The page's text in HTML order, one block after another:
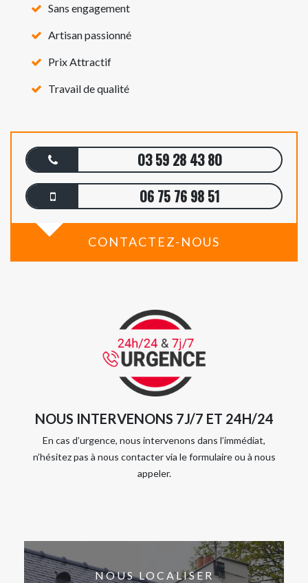
Sans engagement
Artisan passionné
Prix Attractif
Travail de qualité
03 59 28 43 80
06 75 76 98 51
CONTACTEZ-NOUS
NOUS INTERVENONS 7J/7 ET 24H/24
En cas d’urgence, nous intervenons dans l’immédiat,
n’hésitez pas à nous contacter via le formulaire ou à nous
appeler.
NOUS LOCALISER